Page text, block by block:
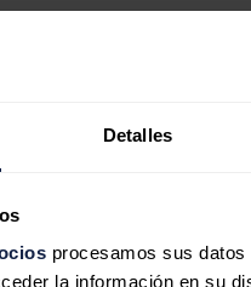
Detalles
procesamos sus
la información en su
por los "bajísimos" niveles
de euros, sin embargo,
y redujo las inversiones en
de que finalice el plazo
solo ha sido capaz de